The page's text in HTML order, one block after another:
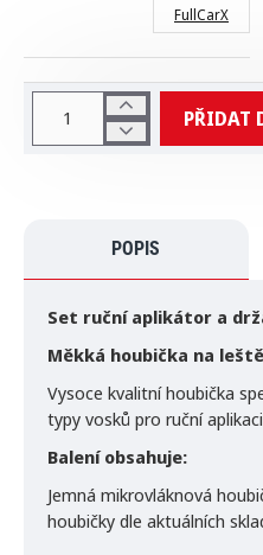
FullCarX
PŘIDAT
POPIS
Set ruční aplikátor a
Měkká houbička na
Vysoce kvalitní houbička
typy vosků pro ruční
Balení obsahuje:
Jemná mikrovláknová
houbičky dle aktuálních